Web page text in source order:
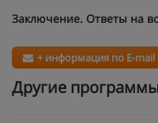
Заключение. Ответы на
+ информация по E-mail
Другие